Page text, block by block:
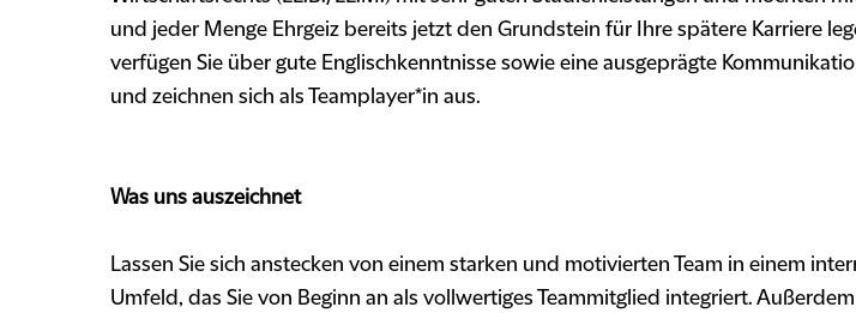
und jeder Menge Ehrgeiz bereits jetzt den Grundstein für Ihre spätere Karriere
verfügen Sie über gute Englischkenntnisse sowie eine ausgeprägte
und zeichnen sich als Teamplayer*in aus.
Was uns auszeichnet
Lassen Sie sich anstecken von einem starken und motivierten Team in einem
Umfeld, das Sie von Beginn an als vollwertiges Teammitglied integriert.